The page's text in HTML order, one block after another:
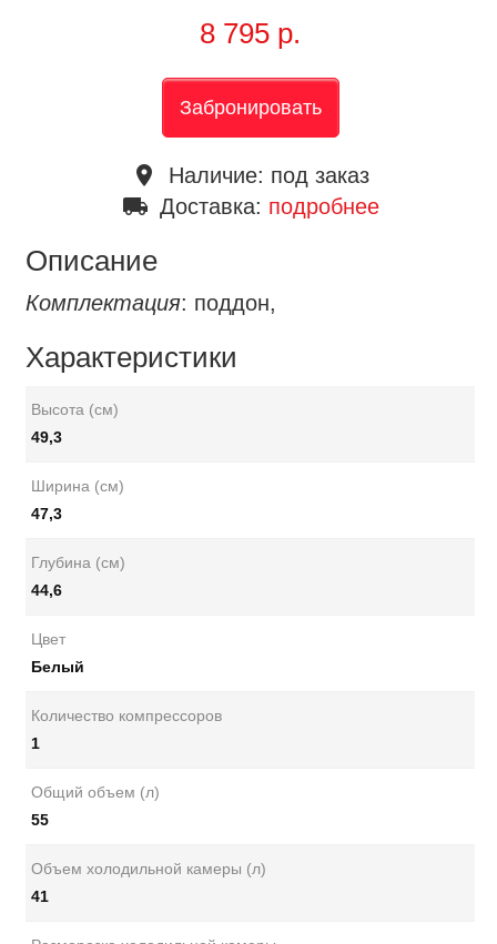
8 795 р.
Забронировать
place Наличие: под заказ
local_shipping Доставка: подробнее
Описание
Комплектация: поддон,
Характеристики
Высота (см)
49,3
Ширина (см)
47,3
Глубина (см)
44,6
Цвет
Белый
Количество компрессоров
1
Общий объем (л)
55
Объем холодильной камеры (л)
41